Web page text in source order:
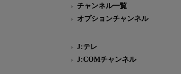
チャンネル一覧
オプションチャンネル
J:テレ
J:COMチャンネル